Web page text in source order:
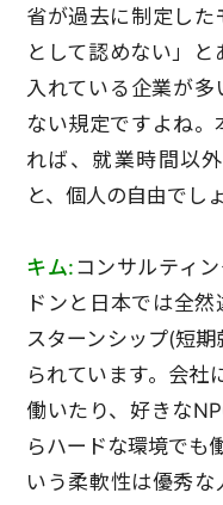
省が過去に制定した
として認めない」
入れている企業が
ない規定ですよね
れば、就業時間以
と、個人の自由でしょ
キム: コンサルティ
ドンと日本では全
スターンシップ(短
られています。会社
働いたり、好きな
らハードな環境でも
いう柔軟性は優秀